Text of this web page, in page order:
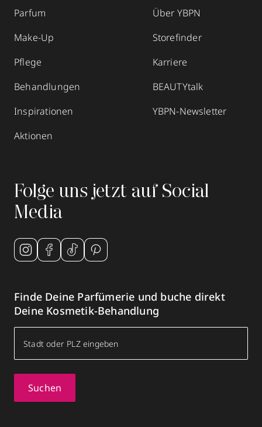
Parfum
Make-Up
Pflege
Behandlungen
Inspirationen
Aktionen
Über YBPN
Storefinder
Karriere
BEAUTYtalk
YBPN-Newsletter
Folge uns jetzt auf Social
Media
Finde Deine Parfümerie und buche direkt
Deine Kosmetik-Behandlung
Suchen